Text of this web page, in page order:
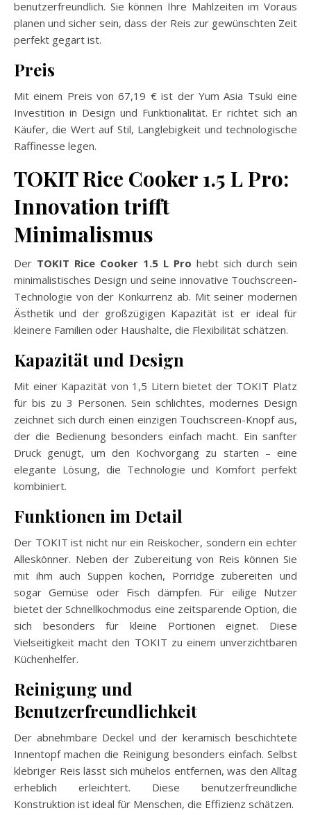
benutzerfreundlich. Sie können Ihre Mahlzeiten im Voraus
planen und sicher sein, dass der Reis zur gewünschten Zeit
perfekt gegart ist.
Preis
Mit einem Preis von 67,19 € ist der Yum Asia Tsuki eine
Investition in Design und Funktionalität. Er richtet sich an
Käufer, die Wert auf Stil, Langlebigkeit und technologische
Raffinesse legen.
TOKIT Rice Cooker 1.5 L Pro:
Innovation trifft
Minimalismus
Der TOKIT Rice Cooker 1.5 L Pro hebt sich durch sein
minimalistisches Design und seine innovative Touchscreen-
Technologie von der Konkurrenz ab. Mit seiner modernen
Ästhetik und der großzügigen Kapazität ist er ideal für
kleinere Familien oder Haushalte, die Flexibilität schätzen.
Kapazität und Design
Mit einer Kapazität von 1,5 Litern bietet der TOKIT Platz
für bis zu 3 Personen. Sein schlichtes, modernes Design
zeichnet sich durch einen einzigen Touchscreen-Knopf aus,
der die Bedienung besonders einfach macht. Ein sanfter
Druck genügt, um den Kochvorgang zu starten – eine
elegante Lösung, die Technologie und Komfort perfekt
kombiniert.
Funktionen im Detail
Der TOKIT ist nicht nur ein Reiskocher, sondern ein echter
Alleskönner. Neben der Zubereitung von Reis können Sie
mit ihm auch Suppen kochen, Porridge zubereiten und
sogar Gemüse oder Fisch dämpfen. Für eilige Nutzer
bietet der Schnellkochmodus eine zeitsparende Option, die
sich besonders für kleine Portionen eignet. Diese
Vielseitigkeit macht den TOKIT zu einem unverzichtbaren
Küchenhelfer.
Reinigung und
Benutzerfreundlichkeit
Der abnehmbare Deckel und der keramisch beschichtete
Innentopf machen die Reinigung besonders einfach. Selbst
klebriger Reis lässt sich mühelos entfernen, was den Alltag
erheblich erleichtert. Diese benutzerfreundliche
Konstruktion ist ideal für Menschen, die Effizienz schätzen.